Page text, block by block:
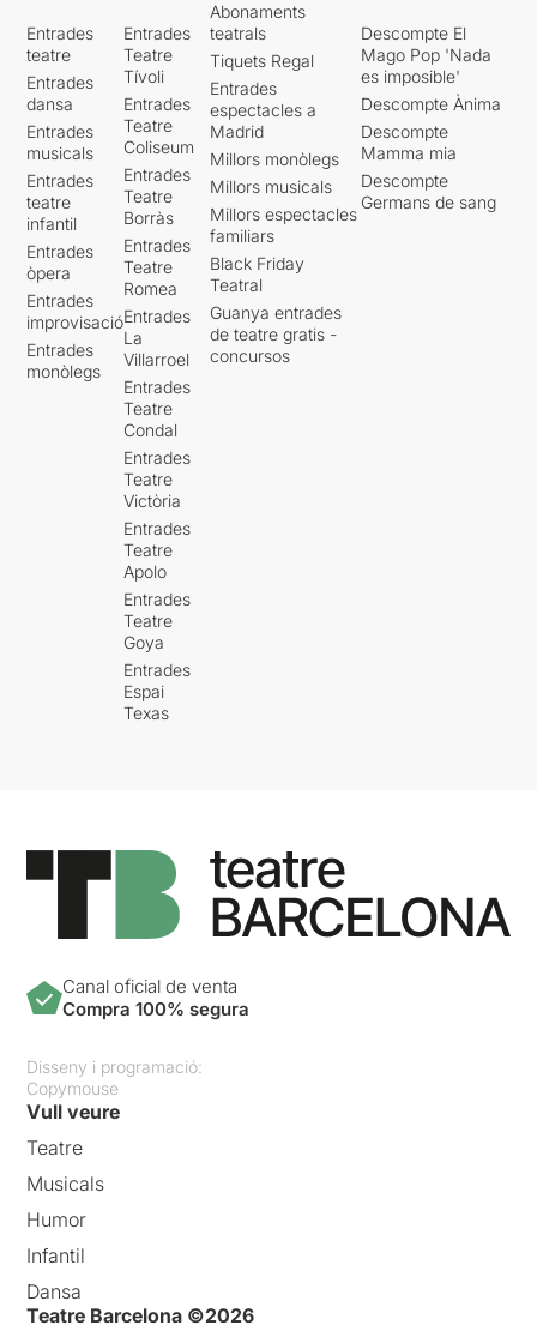
Entrades
teatre
Entrades
dansa
Entrades
musicals
Entrades
teatre
infantil
Entrades
òpera
Entrades
improvisació
Entrades
monòlegs
Entrades
Teatre
Tívoli
Entrades
Teatre
Coliseum
Entrades
Teatre
Borràs
Entrades
Teatre
Romea
Entrades
La
Villarroel
Entrades
Teatre
Condal
Entrades
Teatre
Victòria
Entrades
Teatre
Apolo
Entrades
Teatre
Goya
Entrades
Espai
Texas
Abonaments
teatrals
Tiquets Regal
Entrades
espectacles a
Madrid
Millors monòlegs
Millors musicals
Millors espectacles
familiars
Black Friday
Teatral
Guanya entrades
de teatre gratis -
concursos
Descompte El
Mago Pop 'Nada
es imposible'
Descompte Ànima
Descompte
Mamma mia
Descompte
Germans de sang
Canal oficial de venta
Compra 100% segura
Disseny i programació:
Copymouse
Vull veure
Teatre
Musicals
Humor
Infantil
Dansa
Teatre Barcelona ©2026